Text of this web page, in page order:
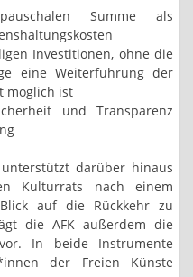
Summe als
Investitionen, ohne die
eine Weiterführung der
möglich ist
und Transparenz
darüber hinaus
Kulturrats nach einem
auf die Rückkehr zu
die AFK außerdem die
In beide Instrumente
der Freien Künste